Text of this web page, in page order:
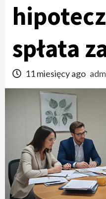
spłata
11 miesięcy ago